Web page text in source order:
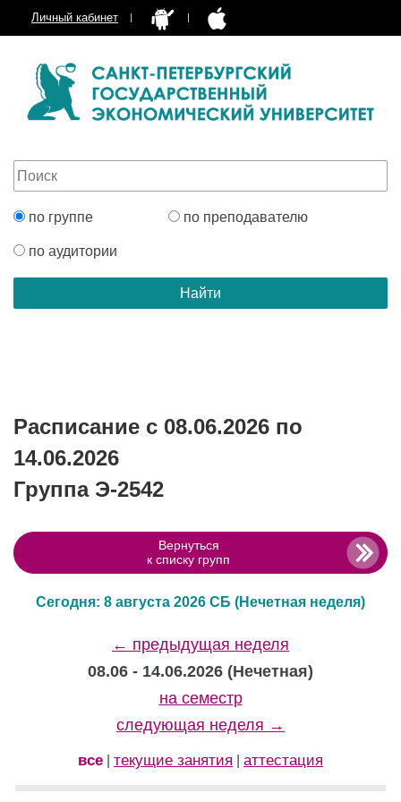
Личный кабинет
по группе по преподавателю
по аудитории
Расписание с 08.06.2026 по
14.06.2026
Группа Э-2542
Вернуться
к списку групп
Сегодня: 8 августа 2026 СБ (Нечетная неделя)
← предыдущая неделя
08.06 - 14.06.2026 (Нечетная)
на семестр
следующая неделя →
все текущие занятия аттестация